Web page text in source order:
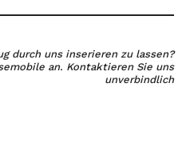
durch uns inserieren zu lassen?
an. Kontaktieren Sie uns
unverbindlich